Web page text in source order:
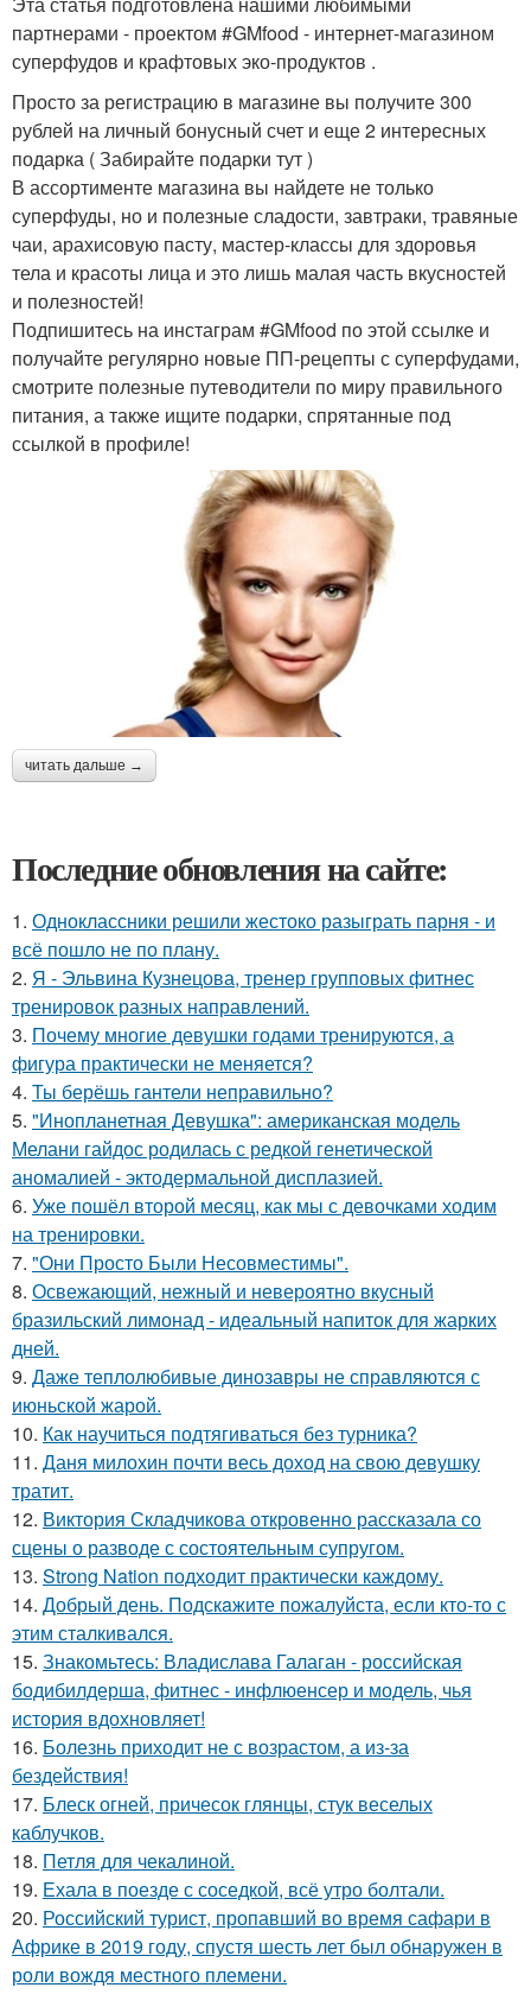
партнерами - проектом #GMfood - интернет-магазином
суперфудов и крафтовых эко-продуктов .
Просто за регистрацию в магазине вы получите 300
рублей на личный бонусный счет и еще 2 интересных
подарка ( Забирайте подарки тут )
В ассортименте магазина вы найдете не только
суперфуды, но и полезные сладости, завтраки, травяные
чаи, арахисовую пасту, мастер-классы для здоровья
тела и красоты лица и это лишь малая часть вкусностей
и полезностей!
Подпишитесь на инстаграм #GMfood по этой ссылке и
получайте регулярно новые ПП-рецепты с суперфудами,
смотрите полезные путеводители по миру правильного
питания, а также ищите подарки, спрятанные под
ссылкой в профиле!
читать дальше →
Последние обновления на сайте:
1. Одноклассники решили жестоко разыграть парня - и
всё пошло не по плану.
2. Я - Эльвина Кузнецова, тренер групповых фитнес
тренировок разных направлений.
3. Почему многие девушки годами тренируются, а
фигура практически не меняется?
4. Ты берёшь гантели неправильно?
5. "Инопланетная Девушка": американская модель
Мелани гайдос родилась с редкой генетической
аномалией - эктодермальной дисплазией.
6. Уже пошёл второй месяц, как мы с девочками ходим
на тренировки.
7. "Они Просто Были Несовместимы".
8. Освежающий, нежный и невероятно вкусный
бразильский лимонад - идеальный напиток для жарких
дней.
9. Даже теплолюбивые динозавры не справляются с
июньской жарой.
10. Как научиться подтягиваться без турника?
11. Даня милохин почти весь доход на свою девушку
тратит.
12. Виктория Складчикова откровенно рассказала со
сцены о разводе с состоятельным супругом.
13. Strong Nation подходит практически каждому.
14. Добрый день. Подскaжите пожалуйста, если кто-то с
этим сталкивался.
15. Знакомьтесь: Владислава Галаган - российская
бодибилдерша, фитнес - инфлюенсер и модель, чья
история вдохновляет!
16. Болезнь приходит не с возрастом, а из-за
бездействия!
17. Блеск огней, причесок глянцы, стук веселых
каблучков.
18. Петля для чекалиной.
19. Ехала в поезде с соседкой, всё утро болтали.
20. Российский турист, пропавший во время сафари в
Африке в 2019 году, спустя шесть лет был обнаружен в
роли вождя местного племени.